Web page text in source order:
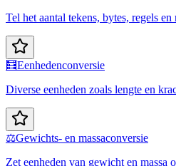
Tel het aantal tekens, bytes, regels en
🧮Eenhedenconversie
Diverse eenheden zoals lengte en
⚖️Gewichts- en massaconversie
Zet eenheden van gewicht en massa